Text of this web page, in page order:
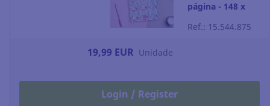
página - 148 x
Ref.: 15.544.875
19,99 EUR Unidade
Login / Register